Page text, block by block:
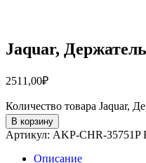
Jaquar,
2511,00₽
Количество товара Jaquar,
В корзину
Артикул: AKP-CHR-35751P
Описание